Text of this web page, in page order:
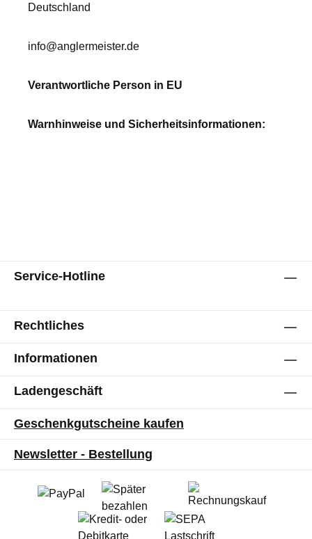
Deutschland
info@anglermeister.de
Verantwortliche Person in EU
Warnhinweise und Sicherheitsinformationen:
Service-Hotline
Rechtliches
Informationen
Ladengeschäft
Geschenkgutscheine kaufen
Newsletter - Bestellung